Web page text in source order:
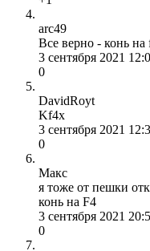
arc49
Все верно - конь на
3 сентября 2021
0
DavidRoyt
Kf4x
3 сентября 2021
0
Макс
я тоже от пешки
конь на F4
3 сентября 2021
0